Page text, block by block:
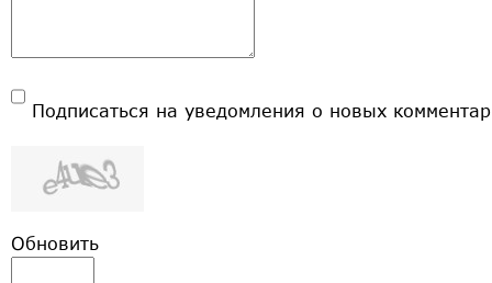
Подписаться на уведомления о новых
Обновить